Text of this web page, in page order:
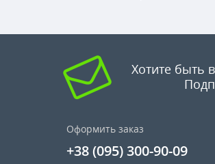
Хотите быть
Оформить заказ
+38 (095) 300-90-09